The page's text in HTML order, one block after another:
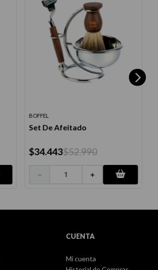
BOFFEL
Set De Afeitado
$34.443$52.990
＋
－
CUENTA
Mi cuenta